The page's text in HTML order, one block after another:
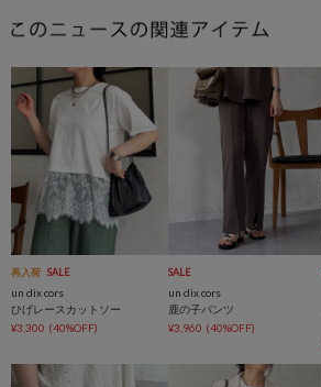
再入荷 SALE
un dix cors
ひげレースカットソー
¥3,300 (40%OFF)
SALE
un dix cors
鹿の子パンツ
¥3,960 (40%OFF)